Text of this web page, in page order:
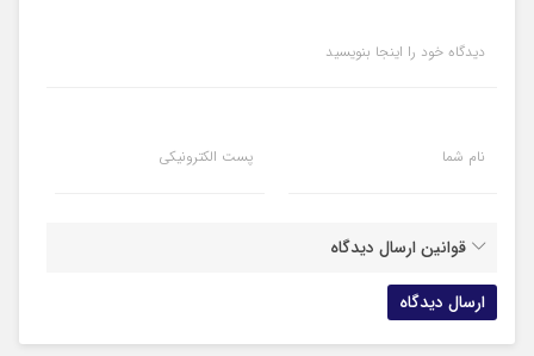
دیدگاه خود را اینجا بنویسید
نام شما پست الکترونیکی
قوانین ارسال دیدگاه